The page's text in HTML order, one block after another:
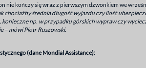
kończy się wraz z pierwszym dzwonkiem we
średnia długość wyjazdu czy ilość
np. w przypadku górskich wypraw czy
– mówi Piotr Ruszowski.
(dane Mondial Assistance):